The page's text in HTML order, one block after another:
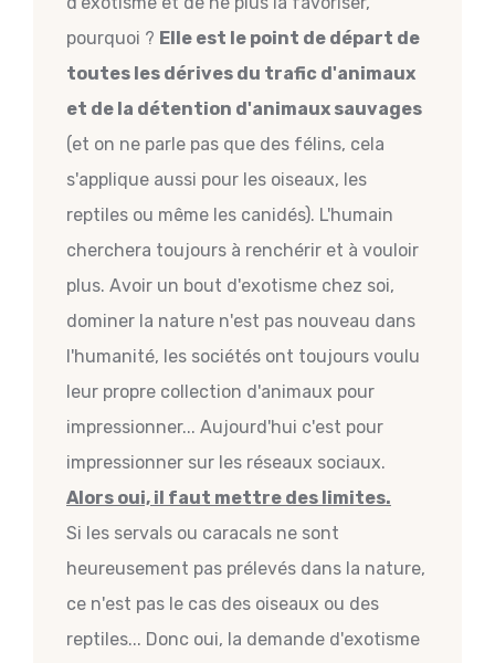
pourquoi ? Elle est le point de départ de
toutes les dérives du trafic d'animaux
et de la détention d'animaux sauvages
(et on ne parle pas que des félins, cela
s'applique aussi pour les oiseaux, les
reptiles ou même les canidés). L'humain
cherchera toujours à renchérir et à vouloir
plus. Avoir un bout d'exotisme chez soi,
dominer la nature n'est pas nouveau dans
l'humanité, les sociétés ont toujours voulu
leur propre collection d'animaux pour
impressionner... Aujourd'hui c'est pour
impressionner sur les réseaux sociaux.
Alors oui, il faut mettre des limites.
Si les servals ou caracals ne sont
heureusement pas prélevés dans la nature,
ce n'est pas le cas des oiseaux ou des
reptiles... Donc oui, la demande d'exotisme